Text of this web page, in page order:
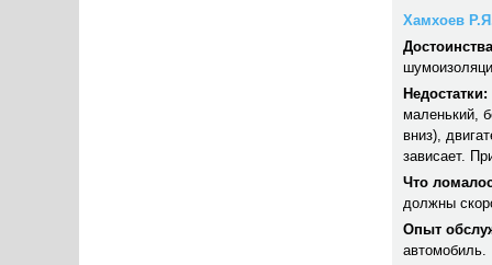
Хамхоев
Недостатки:
маленький,
вниз),
зависает.
Что
должны
Опыт
автомобиль.